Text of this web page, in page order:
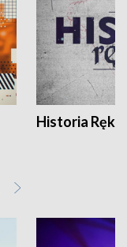
Historia Ręką